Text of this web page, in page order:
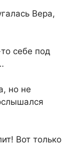
Вера,
себе под
но не
Вот только